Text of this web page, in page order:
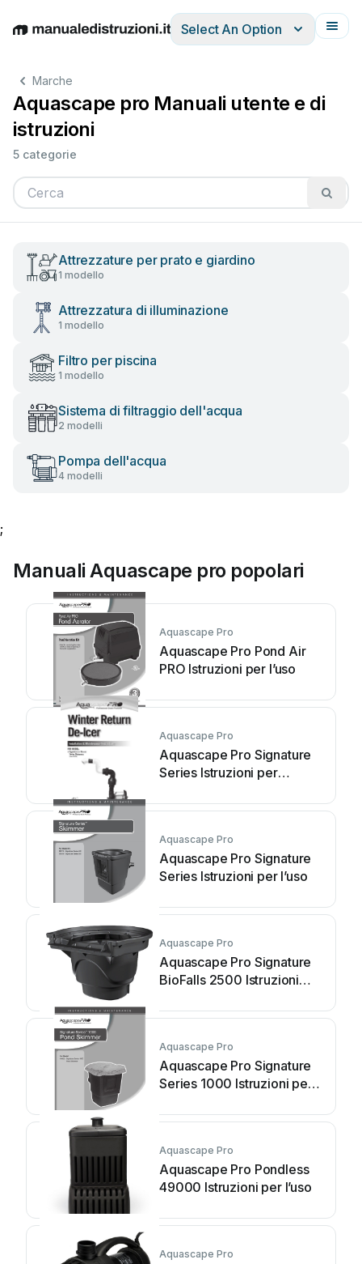
EnglishDeutschEspañolItalianoFrançais
Select An Option
Marche
Aquascape pro Manuali utente e di
istruzioni
5 categorie
Attrezzature per prato e giardino
1 modello
Attrezzatura di illuminazione
1 modello
Filtro per piscina
1 modello
Sistema di filtraggio dell'acqua
2 modelli
Pompa dell'acqua
4 modelli
;
Manuali Aquascape pro popolari
Aquascape Pro
Aquascape Pro Pond Air
PRO Istruzioni per l’uso
Aquascape Pro
Aquascape Pro Signature
Series Istruzioni per
funzionamento
Aquascape Pro
Aquascape Pro Signature
Series Istruzioni per l’uso
Aquascape Pro
Aquascape Pro Signature
BioFalls 2500 Istruzioni
Aquascape Pro
Aquascape Pro Signature
Series 1000 Istruzioni per
Aquascape Pro
Aquascape Pro Pondless
49000 Istruzioni per l’uso
Aquascape Pro